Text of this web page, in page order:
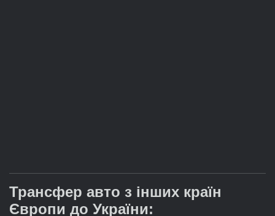
Трансфер авто з інших країн
Європи до України: